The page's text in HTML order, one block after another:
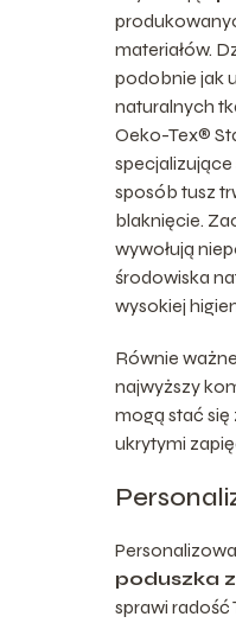
materiałów.
podobnie jak
naturalnych
Oeko-Tex®
sposób tusz
blaknięcie.
wywołują
środowiska
wysokiej
Równie
najwyższy
mogą stać
ukrytymi
poduszka
sprawi radość